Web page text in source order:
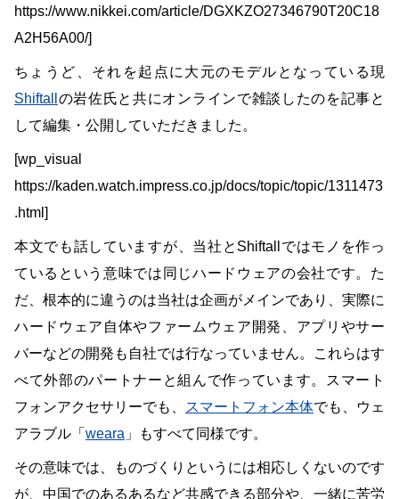
https://www.nikkei.com/article/DGXKZO27346790T20C18
A2H56A00/]
ちょうど、それを起点に大元のモデルとなっている現
Shiftall の岩佐氏と共にオンラインで雑談したのを記事と
して編集・公開していただきました。
[wp_visual
https://kaden.watch.impress.co.jp/docs/topic/topic/1311473
.html]
本文でも話していますが、当社とShiftallではモノを作っ
ているという意味では同じハードウェアの会社です。た
だ、根本的に違うのは当社は企画がメインであり、実際に
ハードウェア自体やファームウェア開発、アプリやサー
バーなどの開発も自社では行なっていません。これらはす
べて外部のパートナーと組んで作っています。スマート
フォンアクセサリーでも、
スマートフォン本体でも、ウェ
アラブル「 weara 」もすべて同様です。
その意味では、ものづくりというには相応しくないのです
が、中国でのあるあるなど共感できる部分や、一緒に苦労